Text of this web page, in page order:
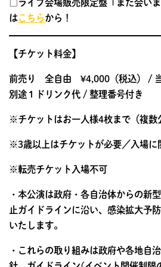
□ライブ会場販売限定盤「また会い
はこちらから！
【チケット料金】
前売り 全自由 ¥4,000（税込） /
別途１ドリンク代 / 整理番号付き
※チケットはお一人様4枚まで（複
※3歳以上はチケットが必要／入場に
※転売チケット入場不可
・本公演は政府・各自治体からの新
止ガイドラインに沿い、感染拡大予
いたします。
・これらの取り組みは政府や各地自